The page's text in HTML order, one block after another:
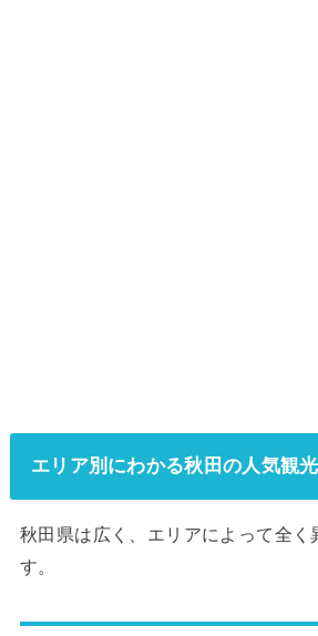
エリア別にわかる秋田の人気観
秋田県は広く、エリアによって全く
す。